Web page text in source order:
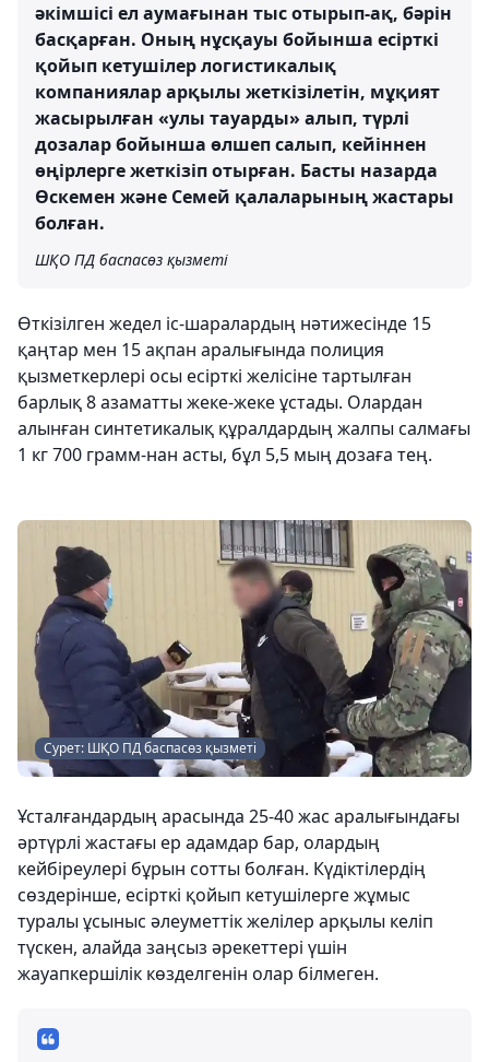
әкімшісі ел аумағынан тыс отырып-ақ, бәрін
басқарған. Оның нұсқауы бойынша есірткі
қойып кетушілер логистикалық
компаниялар арқылы жеткізілетін, мұқият
жасырылған «улы тауарды» алып, түрлі
дозалар бойынша өлшеп салып, кейіннен
өңірлерге жеткізіп отырған. Басты назарда
Өскемен және Семей қалаларының жастары
болған.
ШҚО ПД баспасөз қызметі
Өткізілген жедел іс-шаралардың нәтижесінде 15
қаңтар мен 15 ақпан аралығында полиция
қызметкерлері осы есірткі желісіне тартылған
барлық 8 азаматты жеке-жеке ұстады. Олардан
алынған синтетикалық құралдардың жалпы салмағы
1 кг 700 грамм-нан асты, бұл 5,5 мың дозаға тең.
Сурет: ШҚО ПД баспасөз қызметі
Ұсталғандардың арасында 25-40 жас аралығындағы
әртүрлі жастағы ер адамдар бар, олардың
кейбіреулері бұрын сотты болған. Күдіктілердің
сөздерінше, есірткі қойып кетушілерге жұмыс
туралы ұсыныс әлеуметтік желілер арқылы келіп
түскен, алайда заңсыз әрекеттері үшін
жауапкершілік көзделгенін олар білмеген.